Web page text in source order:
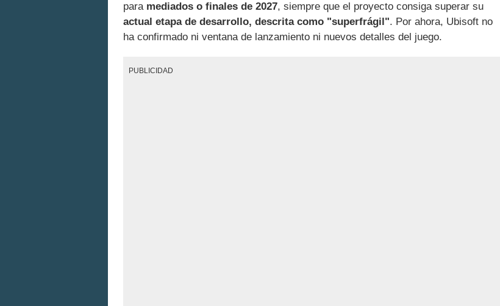
para mediados o finales de 2027, siempre que el proyecto consiga superar su
actual etapa de desarrollo, descrita como "superfrágil". Por ahora, Ubisoft no
ha confirmado ni ventana de lanzamiento ni nuevos detalles del juego.
PUBLICIDAD